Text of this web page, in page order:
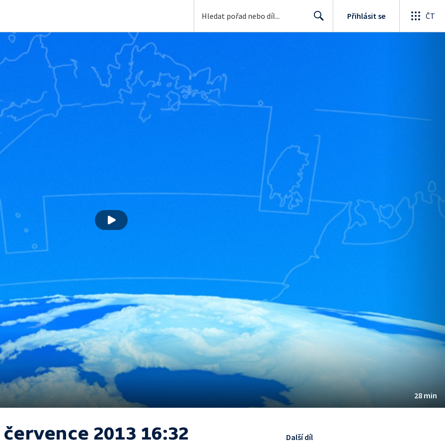
Přihlásit se ČT
28 min
července 2013 16:32 Další díl